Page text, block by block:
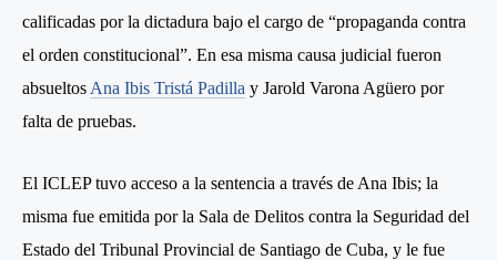
calificadas por la dictadura bajo el cargo de “propaganda contra
el orden constitucional”. En esa misma causa judicial fueron
absueltos Ana Ibis Tristá Padilla y Jarold Varona Agüero por
falta de pruebas.
El ICLEP tuvo acceso a la sentencia a través de Ana Ibis; la
misma fue emitida por la Sala de Delitos contra la Seguridad del
Estado del Tribunal Provincial de Santiago de Cuba, y le fue